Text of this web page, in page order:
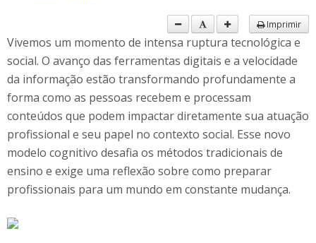
Imprimir
Vivemos um momento de intensa ruptura tecnológica e
social. O avanço das ferramentas digitais e a velocidade
da informação estão transformando profundamente a
forma como as pessoas recebem e processam
conteúdos que podem impactar diretamente sua atuação
profissional e seu papel no contexto social. Esse novo
modelo cognitivo desafia os métodos tradicionais de
ensino e exige uma reflexão sobre como preparar
profissionais para um mundo em constante mudança.